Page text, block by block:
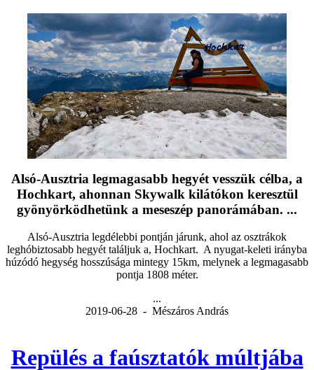
Alsó-Ausztria legmagasabb hegyét vesszük célba, a
Hochkart, ahonnan Skywalk kilátókon keresztül
gyönyörködhetünk a meseszép panorámában. ...
Alsó-Ausztria legdélebbi pontján járunk, ahol az osztrákok
leghóbiztosabb hegyét találjuk a, Hochkart. A nyugat-keleti irányba
húzódó hegység hosszúsága mintegy 15km, melynek a legmagasabb
pontja 1808 méter.
...
2019-06-28 - Mészáros András
Repülés a faúsztatók múltjába